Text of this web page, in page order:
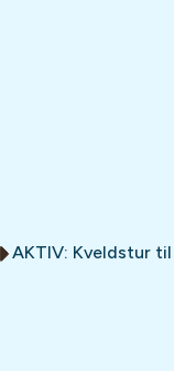
AKTIV: Kveldstur